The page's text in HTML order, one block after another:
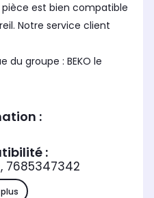
est bien compatible
Notre service client
: BEKO le
:
:
7685347342